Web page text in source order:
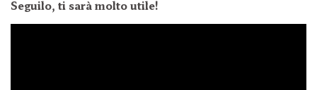
Seguilo, ti sarà molto utile!